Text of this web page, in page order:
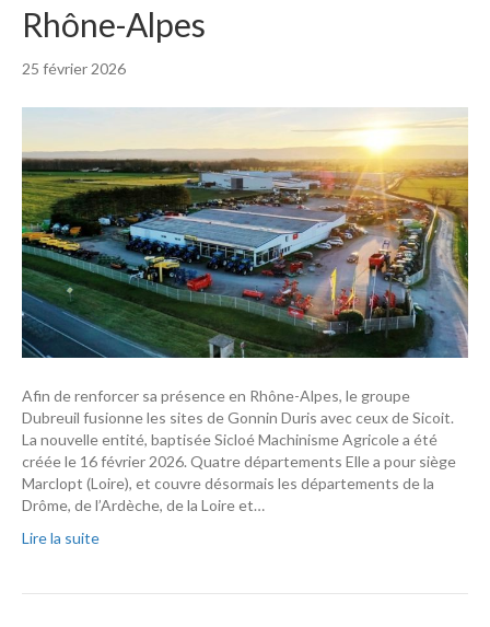
Rhône-Alpes
25 février 2026
Afin de renforcer sa présence en Rhône-Alpes, le groupe
Dubreuil fusionne les sites de Gonnin Duris avec ceux de Sicoit.
La nouvelle entité, baptisée Sicloé Machinisme Agricole a été
créée le 16 février 2026. Quatre départements Elle a pour siège
Marclopt (Loire), et couvre désormais les départements de la
Drôme, de l’Ardèche, de la Loire et…
Lire la suite